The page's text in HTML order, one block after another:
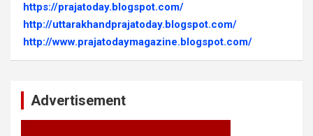
https://prajatoday.blogspot.com/
http://uttarakhandprajatoday.blogspot.com/
http://www.prajatodaymagazine.blogspot.com/
Advertisement